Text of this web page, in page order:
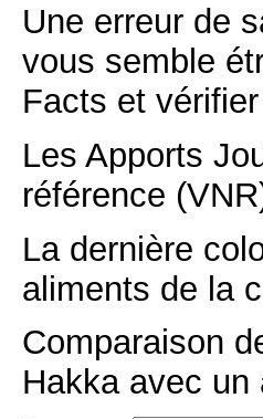
Une erreur de
vous semble
Facts et
Les Apports
référence
La dernière
aliments de la
Comparaison
Hakka avec un